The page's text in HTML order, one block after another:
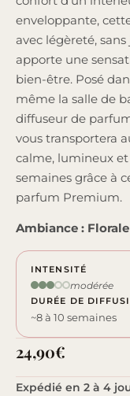
enveloppante,
avec légèreté,
apporte une
bien-être. Posé
même la salle de
diffuseur de
vous transportera
calme, lumineux
semaines grâce à
parfum Premium.
Ambiance :
INTENSITÉ
modérée
DURÉE DE
~8 à 10 semaines
24,90€
Expédié en 2 à 4